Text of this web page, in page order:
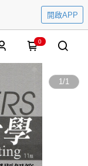
開啟APP
0
1/1